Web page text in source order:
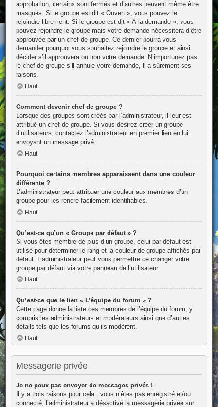
approbation, certains sont fermés et d’autres peuvent même être
masqués. Si le groupe est dit « Ouvert », vous pouvez le
rejoindre librement. Si le groupe est dit « À la demande », vous
pouvez rejoindre le groupe mais votre demande nécessitera d’être
approuvée par un chef de groupe. Ce dernier pourra vous
demander pourquoi vous souhaitez rejoindre le groupe et ainsi
décider s’il approuvera ou non votre demande. N’importunez pas
le chef de groupe s’il annule votre demande, il a sûrement ses
raisons.
Haut
Comment devenir chef de groupe ?
Lorsque des groupes sont créés par l’administrateur, il leur est
attribué un chef de groupe. Si vous désirez créer un groupe
d’utilisateurs, contactez l’administrateur en premier lieu en lui
envoyant un message privé.
Haut
Pourquoi certains membres apparaissent dans une couleur
différente ?
L’administrateur peut attribuer une couleur aux membres d’un
groupe pour les rendre facilement identifiables.
Haut
Qu’est-ce qu’un « Groupe par défaut » ?
Si vous êtes membre de plus d’un groupe, celui par défaut est
utilisé pour déterminer le rang et la couleur de groupe affichés par
défaut. L’administrateur peut vous permettre de changer votre
groupe par défaut via votre panneau de l’utilisateur.
Haut
Qu’est-ce que le lien « L’équipe du forum » ?
Cette page donne la liste des membres de l’équipe du forum, y
compris les administrateurs et modérateurs ainsi que d’autres
détails tels que les forums qu’ils modèrent.
Haut
Messagerie privée
Je ne peux pas envoyer de messages privés !
Il y a trois raisons pour cela : vous n’êtes pas enregistré et/ou
connecté, l’administrateur a désactivé la messagerie privée sur